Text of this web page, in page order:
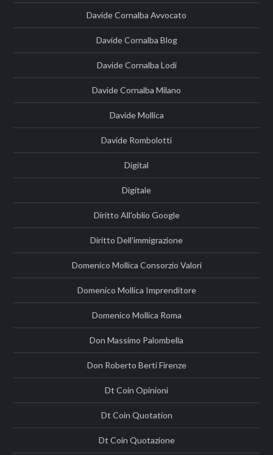
Davide Cornalba Avvocato
Davide Cornalba Blog
Davide Cornalba Lodi
Davide Cornalba Milano
Davide Mollica
Davide Rombolotti
Digital
Digitale
Diritto All'oblio Google
Diritto Dell'immigrazione
Domenico Mollica Consorzio Valori
Domenico Mollica Imprenditore
Domenico Mollica Roma
Don Massimo Palombella
Don Roberto Berti Firenze
Dt Coin Opinioni
Dt Coin Quotation
Dt Coin Quotazione